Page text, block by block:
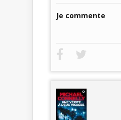
Je commente